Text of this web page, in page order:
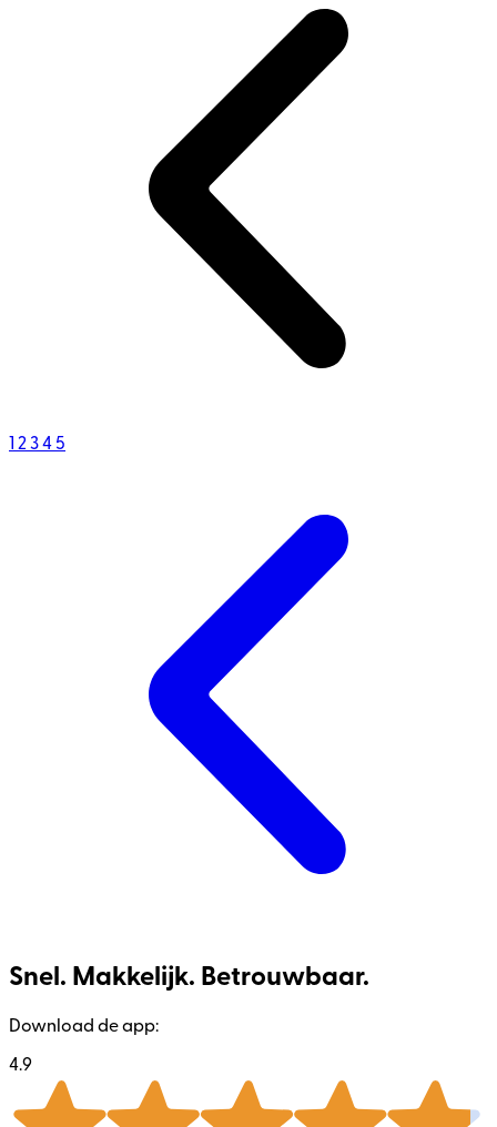
1 234 5
Snel. Makkelijk. Betrouwbaar.
Download de app:
4.9